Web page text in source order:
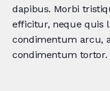
dapibus. Morbi
efficitur, neque quis
condimentum arcu,
condimentum tortor.